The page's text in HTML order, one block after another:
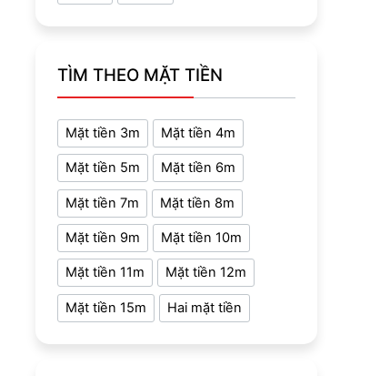
TÌM THEO MẶT TIỀN
Mặt tiền 3m Mặt tiền 4m
Mặt tiền 5m Mặt tiền 6m
Mặt tiền 7m Mặt tiền 8m
Mặt tiền 9m Mặt tiền 10m
Mặt tiền 11m Mặt tiền 12m
Mặt tiền 15m Hai mặt tiền